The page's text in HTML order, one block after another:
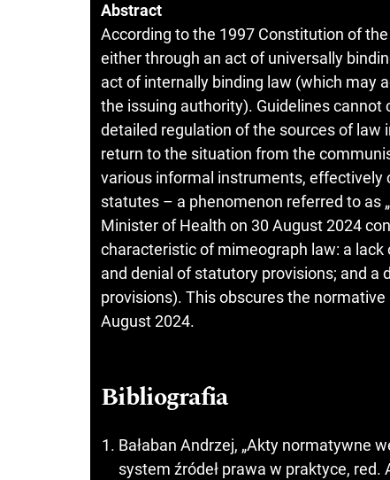
Abstract
According to the 1997 Constitution of
either through an act of universally
act of internally binding law (which may
the issuing authority). Guidelines
detailed regulation of the sources of law
return to the situation from the
various informal instruments, effectively
statutes – a phenomenon referred to as
Minister of Health on 30 August 2024
characteristic of mimeograph law: a
and denial of statutory provisions; and
provisions). This obscures the
August 2024.
Bibliografia
Bałaban Andrzej, „Akty normatywne
system źródeł prawa w praktyce,